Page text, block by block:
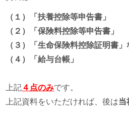
（１）「扶養控除等申告書」
（２）「保険料控除等申告書」
（３）「生命保険料控除証明書
（４）「給与台帳」
上記４点のみです。
上記資料をいただければ、後は当